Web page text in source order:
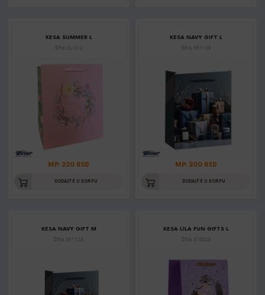
KESA SUMMER L
Šifra: CL10-2
MP: 220 RSD
DODAJTE U KORPU
KESA NAVY GIFT L
Šifra: 351129
MP: 200 RSD
DODAJTE U KORPU
KESA NAVY GIFT M
Šifra: 351128
KESA LILA FUN GIFTS L
Šifra: 370528